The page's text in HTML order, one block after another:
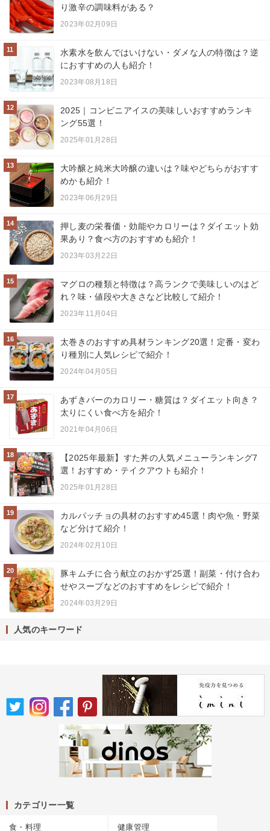
り激辛の調味料がある？
2023年02月09日
11
水素水を飲んではいけない・ダメな人の特徴は？逆
におすすめの人も紹介！
2023年08月18日
12
2025｜コンビニアイスの美味しいおすすめランキ
ング55選！
2025年01月28日
13
大吟醸と純米大吟醸の違いは？味やどちらがおすす
めかも紹介！
2023年06月29日
14
押し麦の栄養価・効能やカロリーは？ダイエット効
果あり？食べ方のおすすめも紹介！
2023年03月22日
15
マグロの種類と特徴は？高ランクで美味しいのはど
れ？味・値段や大きさなど比較して紹介！
2023年11月04日
16
太巻きのおすすめ具材ランキング20選！定番・変わ
り種別に人気レシピで紹介！
2024年04月05日
17
あずきバーのカロリー・糖質は？ダイエット向き？
太りにくい食べ方を紹介！
2021年04月06日
18
【2025年最新】すた丼の人気メニューランキング7
選！おすすめ・テイクアウトも紹介！
2025年01月28日
19
カルパッチョの具材のおすすめ45選！肉や魚・野菜
など分けて紹介！
2024年02月10日
20
豚キムチに合う献立のおかず25選！副菜・付け合わ
せやスープなどのおすすめをレシピで紹介！
2024年03月29日
人気のキーワード
カテゴリー一覧
食・料理 健康管理